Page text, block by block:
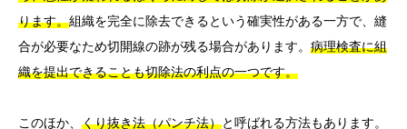
ります。組織を完全に除去できるという確実性がある一方で、縫
合が必要なため切開線の跡が残る場合があります。 病理検査に組
織を提出できることも切除法の利点の一つです。
このほか、 くり抜き法（パンチ法）と呼ばれる方法もあります。